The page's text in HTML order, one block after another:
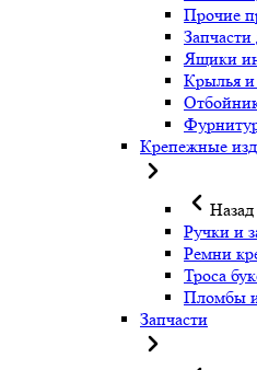
Прочие
Ящики
Крылья
Крепежные
Назад
Ручки и
Ремни
Троса
Пломбы
Запчасти